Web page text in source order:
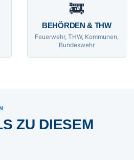
🚒
BEHÖRDEN & THW
Feuerwehr, THW, Kommunen,
Bundeswehr
ZU DIESEM